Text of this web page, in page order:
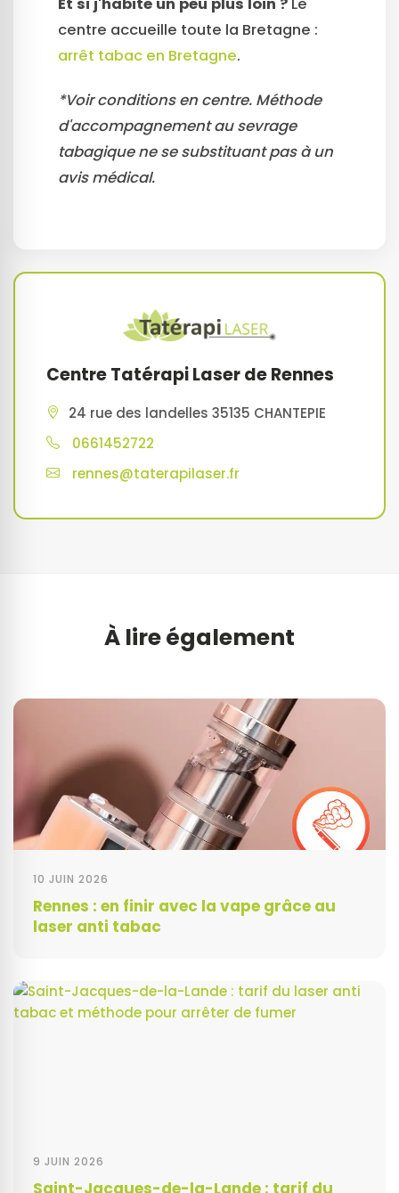
centre accueille toute la Bretagne :
arrêt tabac en Bretagne.
*Voir conditions en centre. Méthode
d'accompagnement au sevrage
tabagique ne se substituant pas à un
avis médical.
Centre Tatérapi Laser de Rennes
24 rue des landelles 35135 CHANTEPIE
0661452722
rennes@taterapilaser.fr
À lire également
10 JUIN 2026
Rennes : en finir avec la vape grâce au
laser anti tabac
9 JUIN 2026
Saint-Jacques-de-la-Lande : tarif du